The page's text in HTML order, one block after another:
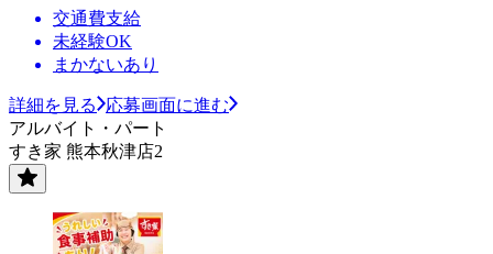
交通費支給
未経験OK
まかないあり
詳細を見る
応募画面に進む
アルバイト・パート
すき家 熊本秋津店2